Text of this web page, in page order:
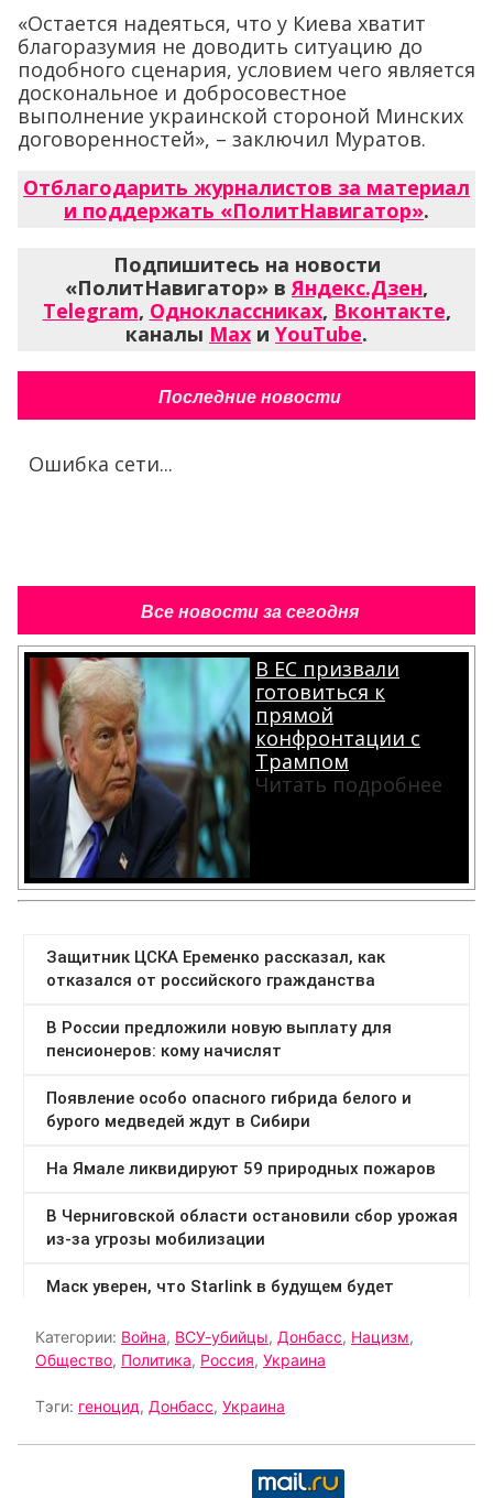
«Остается надеяться, что у Киева хватит
благоразумия не доводить ситуацию до
подобного сценария, условием чего является
доскональное и добросовестное
выполнение украинской стороной Минских
договоренностей», – заключил Муратов.
Отблагодарить журналистов за материал
и поддержать «ПолитНавигатор».
Подпишитесь на новости
«ПолитНавигатор» вЯндекс.Дзен,
Telegram, Одноклассниках, Вконтакте,
каналы Max и YouTube.
Последние новости
Ошибка сети...
Все новости за сегодня
В ЕС призвали
готовиться к
прямой
конфронтации с
Трампом
Читать подробнее
Категории: Война, ВСУ-убийцы, Донбасс, Нацизм,
Общество, Политика, Россия, Украина
Тэги: геноцид, Донбасс, Украина